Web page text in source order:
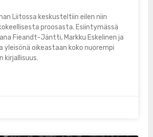
Liitossa keskusteltiin eilen niin
proosasta. Esiintymässä
Fieandt-Jäntti, Markku Eskelinen ja
yleisönä oikeastaan koko nuorempi
kirjallisuus.